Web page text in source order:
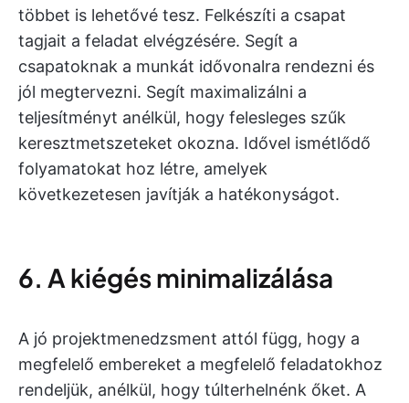
többet is lehetővé tesz. Felkészíti a csapat
tagjait a feladat elvégzésére. Segít a
csapatoknak a munkát idővonalra rendezni és
jól megtervezni. Segít maximalizálni a
teljesítményt anélkül, hogy felesleges szűk
keresztmetszeteket okozna. Idővel ismétlődő
folyamatokat hoz létre, amelyek
következetesen javítják a hatékonyságot.
6. A kiégés minimalizálása
A jó projektmenedzsment attól függ, hogy a
megfelelő embereket a megfelelő feladatokhoz
rendeljük, anélkül, hogy túlterhelnénk őket. A